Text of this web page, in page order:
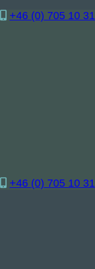
+46 (0) 705 10
+46 (0) 705 10